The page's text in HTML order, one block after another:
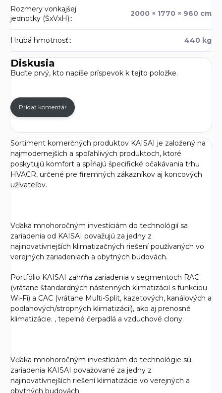
Rozmery vonkajšej
jednotky (ŠxVxH)::
2000 × 1770 × 960 cm
Hrubá hmotnosť:: 440 kg
Diskusia
Buďte prvý, kto napíše príspevok k tejto položke.
Pridať komentár
Sortiment komerčných produktov KAISAI je založený na
najmodernejších a spoľahlivých produktoch, ktoré
poskytujú komfort a spĺňajú špecifické očakávania trhu
HVACR, určené pre firemných zákazníkov aj koncových
užívateľov.
Vďaka mnohoročným investíciám do technológií sa
zariadenia od KAISAI považujú za jedny z
najinovatívnejších klimatizačných riešení používaných vo
verejných zariadeniach a obytných budovách.
Portfólio KAISAI zahŕňa zariadenia v segmentoch RAC
(vrátane štandardných nástenných klimatizácií s funkciou
Wi-Fi) a CAC (vrátane Multi-Split, kazetových, kanálových a
podlahových/stropných klimatizácií), ako aj prenosné
klimatizácie. , tepelné čerpadlá a vzduchové clony.
Vďaka mnohoročným investíciám do technológie sú
zariadenia KAISAI považované za jedny z
najinovatívnejších riešení klimatizácie vo verejných a